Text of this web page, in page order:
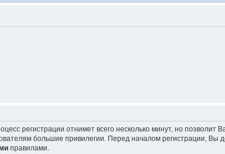
регистрации отнимет всего несколько минут, но позволит
большие привилегии. Перед началом регистрации, Вы
правилами.